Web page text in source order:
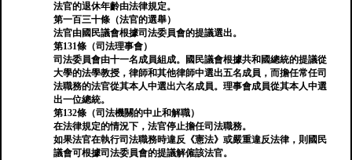
法官的退休年齡由法律規定。
第一百三十條（法官的選舉）
法官由國民議會根據司法委員會的提議選出。
第131條（司法理事會）
司法委員會由十一名成員組成。國民議會根據共和國總統的提議從
大學的法學教授，律師和其他律師中選出五名成員，而擔任常任司
法職務的法官從其本人中選出六名成員。理事會成員從其本人中選
出一位總統。
第132條（司法機關的中止和解職）
在法律規定的情況下，法官停止擔任司法職務。
如果法官在執行司法職務時違反《憲法》或嚴重違反法律，則國民
議會可根據司法委員會的提議解僱該法官。